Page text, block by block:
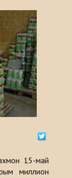
15-май
миллион